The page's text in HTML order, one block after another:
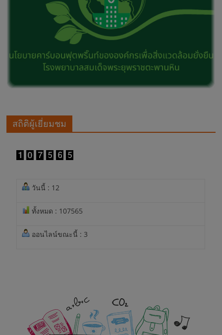
สถิติผู้เยี่ยมชม
วันนี้ : 12
ทั้งหมด : 107565
ออนไลน์ขณะนี้ : 3